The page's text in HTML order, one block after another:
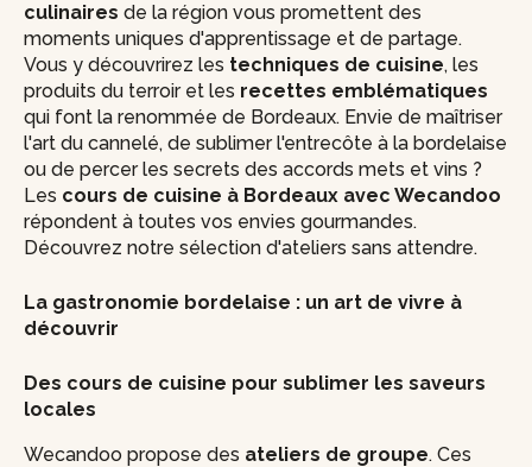
culinaires de la région vous promettent des
moments uniques d'apprentissage et de partage.
Vous y découvrirez les techniques de cuisine, les
produits du terroir et les recettes emblématiques
qui font la renommée de Bordeaux. Envie de maîtriser
l'art du cannelé, de sublimer l'entrecôte à la bordelaise
ou de percer les secrets des accords mets et vins ?
Les cours de cuisine à Bordeaux avec Wecandoo
répondent à toutes vos envies gourmandes.
Découvrez notre sélection d'ateliers sans attendre.
La gastronomie bordelaise : un art de vivre à
découvrir
Des cours de cuisine pour sublimer les saveurs
locales
Wecandoo propose des ateliers de groupe. Ces